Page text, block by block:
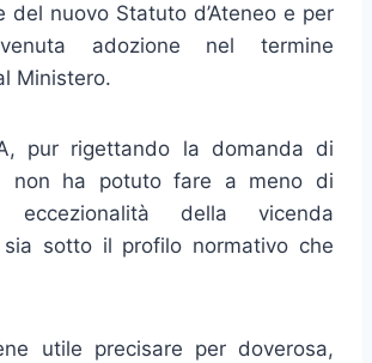
del nuovo Statuto d’Ateneo e per
adozione nel termine
Ministero.
rigettando la domanda di
non ha potuto fare a meno di
della vicenda
sia sotto il profilo normativo che
utile precisare per doverosa,